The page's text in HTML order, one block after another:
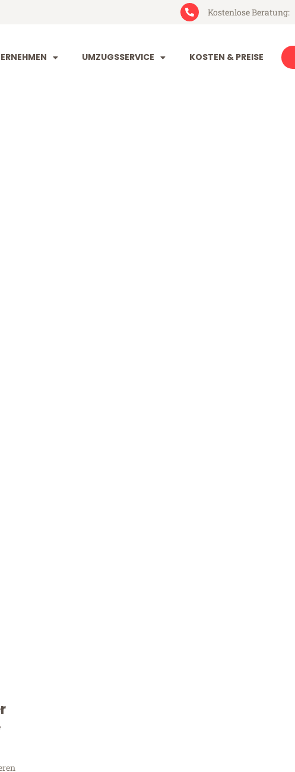
Kostenlose Beratung:
UMZUGSSERVICE KOSTEN & PREISE